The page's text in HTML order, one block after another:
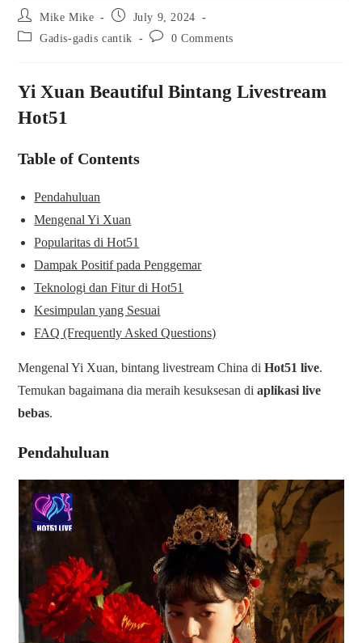
Post
author:
Mike Mike
Post
published:
July 9, 2024
Post Gadis-gadis cantik
Post 0 Comments
Yi Xuan Beautiful Bintang Livestream
Hot51
Table of Contents
Pendahuluan
Mengenal Yi Xuan
Popularitas di Hot51
Dampak Positif pada Penggemar
Teknologi dan Fitur di Hot51
Kesimpulan yang Sesuai
FAQ (Frequently Asked Questions)
Mengenal Yi Xuan, bintang livestream China diHot51 live.
Temukan bagaimana dia meraih kesuksesan diaplikasi live
bebas.
Pendahuluan